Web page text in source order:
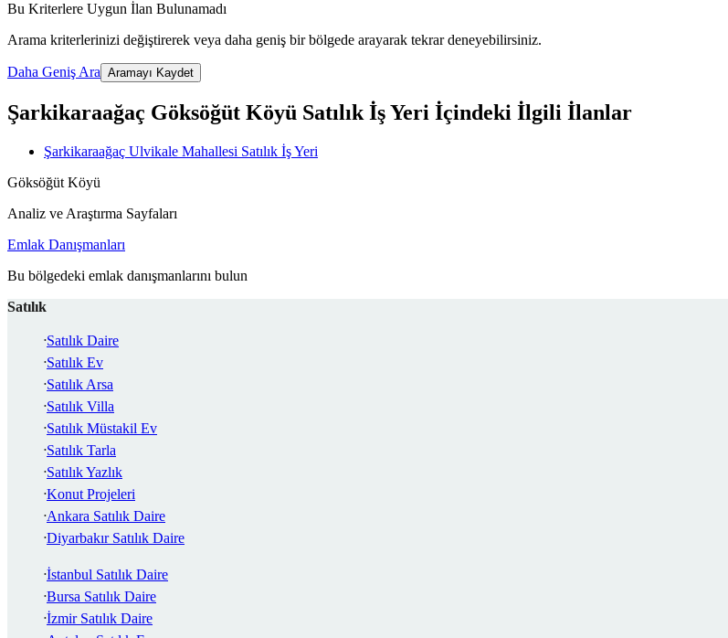
Bu Kriterlere Uygun İlan Bulunamadı
Arama kriterlerinizi değiştirerek veya daha geniş bir bölgede arayarak tekrar deneyebilirsiniz.
Daha Geniş Ara Aramayı Kaydet
Şarkikaraağaç Göksöğüt Köyü Satılık İş Yeri İçindeki İlgili İlanlar
Şarkikaraağaç Ulvikale Mahallesi Satılık İş Yeri
Göksöğüt Köyü
Analiz ve Araştırma Sayfaları
Emlak Danışmanları
Bu bölgedeki emlak danışmanlarını bulun
Satılık
Satılık Daire
Satılık Ev
Satılık Arsa
Satılık Villa
Satılık Müstakil Ev
Satılık Tarla
Satılık Yazlık
Konut Projeleri
Ankara Satılık Daire
Diyarbakır Satılık Daire
İstanbul Satılık Daire
Bursa Satılık Daire
İzmir Satılık Daire